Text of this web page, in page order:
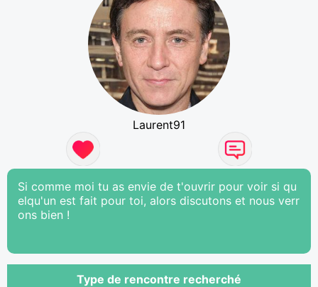
Laurent91
Si comme moi tu as envie de t'ouvrir pour voir si qu
elqu'un est fait pour toi, alors discutons et nous verr
ons bien !
Type de rencontre recherché